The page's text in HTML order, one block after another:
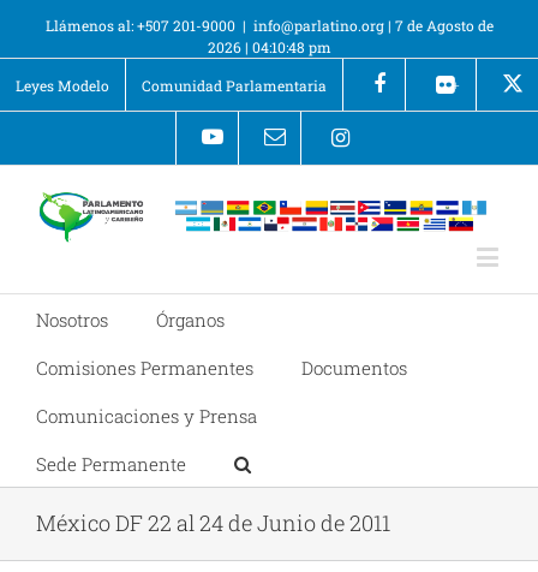
Llámenos al: +507 201-9000 | info@parlatino.org| 7 de Agosto de
2026 |04:10:51 pm
Leyes Modelo
Comunidad Parlamentaria +
Nosotros
Órganos
Comisiones Permanentes
Documentos
Comunicaciones y Prensa
Sede Permanente
México DF 22 al 24 de Junio de 2011